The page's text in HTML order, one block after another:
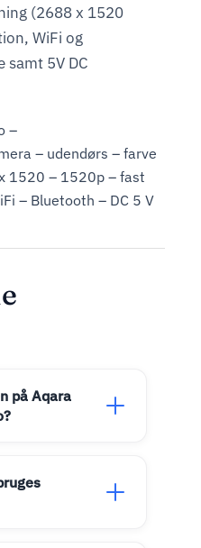
(2688 x 1520
WiFi og
5V DC
–
– udendørs – farve
1520 – 1520p – fast
– Bluetooth – DC 5 V
på Aqara